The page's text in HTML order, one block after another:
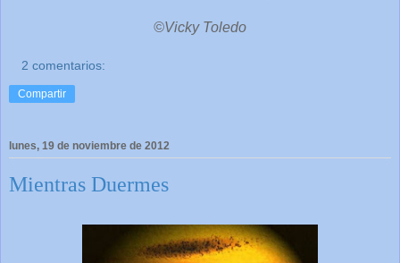
©Vicky Toledo
2 comentarios:
Compartir
lunes, 19 de noviembre de 2012
Mientras Duermes